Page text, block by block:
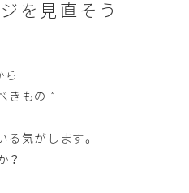
を見直そう
ら
もの ”
る気がします。
？